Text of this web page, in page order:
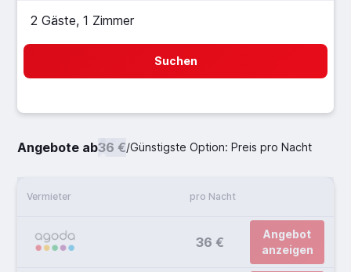
2 Gäste, 1 Zimmer
Suchen
Angebote ab36 €/Günstigste Option: Preis pro Nacht
Vermieter pro Nacht
36 €
Angebot
anzeigen